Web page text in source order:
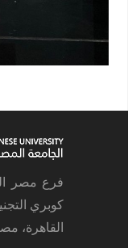
فرع مصر
كوبري
القاهرة،